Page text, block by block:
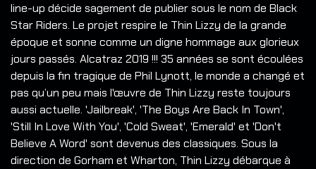
line-up décide sagement de publier sous le nom de Black
Star Riders. Le projet respire le Thin Lizzy de la grande
époque et sonne comme un digne hommage aux glorieux
jours passés. Alcatraz 2019 !!! 35 années se sont écoulées
depuis la fin tragique de Phil Lynott, le monde a changé et
pas qu’un peu mais l'œuvre de Thin Lizzy reste toujours
aussi actuelle. 'Jailbreak', 'The Boys Are Back In Town',
'Still In Love With You', 'Cold Sweat', 'Emerald' et 'Don't
Believe A Word' sont devenus des classiques. Sous la
direction de Gorham et Wharton, Thin Lizzy débarque à